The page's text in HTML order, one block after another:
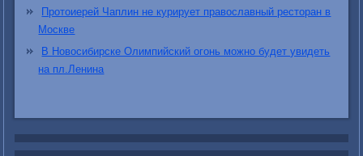
Протоиерей Чаплин не курирует православный ресторан в
Москве
В Новосибирске Олимпийский огонь можно будет увидеть
на пл.Ленина